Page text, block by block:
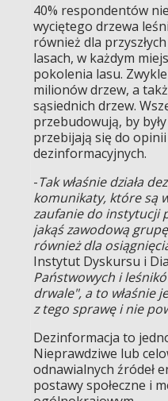
40% respondentów
wyciętego drzewa
również dla
lasach, w każdym
pokolenia lasu.
milionów drzew, a
sąsiednich drzew.
przebudowują, by
przebijają się do
dezinformacyjnych.
-Tak właśnie działa
komunikaty, które są
zaufanie do instytucji
jakąś zawodową
również dla
Instytut Dyskursu i
Państwowych i
drwale", a to właśnie
z tego sprawę i nie
Dezinformacja to
Nieprawdziwe lub
odnawialnych źródeł
postawy społeczne i